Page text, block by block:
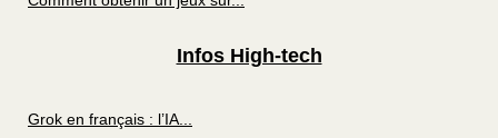
Infos High-tech
Grok en français : l’IA...